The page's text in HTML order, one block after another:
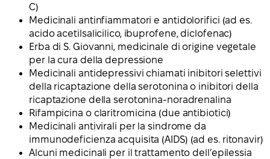
C)
Medicinali antinfiammatori e antidolorifici (ad es.
acido acetilsalicilico, ibuprofene, diclofenac)
Erba di S. Giovanni, medicinale di origine vegetale
per la cura della depressione
Medicinali antidepressivi chiamati inibitori selettivi
della ricaptazione della serotonina o inibitori della
ricaptazione della serotonina-noradrenalina
Rifampicina o claritromicina (due antibiotici)
Medicinali antivirali per la sindrome da
immunodeficienza acquisita (AIDS) (ad es. ritonavir)
Alcuni medicinali per il trattamento dell’epilessia